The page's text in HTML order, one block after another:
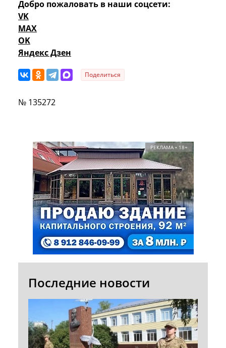
Добро пожаловать в наши соцсети:
VK
MAX
OK
Яндекс Дзен
Поделиться
№ 135272
РЕКЛАМА • 18+
Последние новости